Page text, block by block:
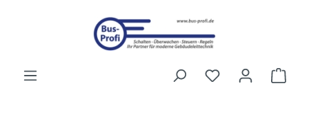
Zum Hauptinhalt springen
Du hast 0